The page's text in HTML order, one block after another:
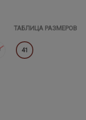
ТАБЛИЦА РАЗМЕРОВ
41